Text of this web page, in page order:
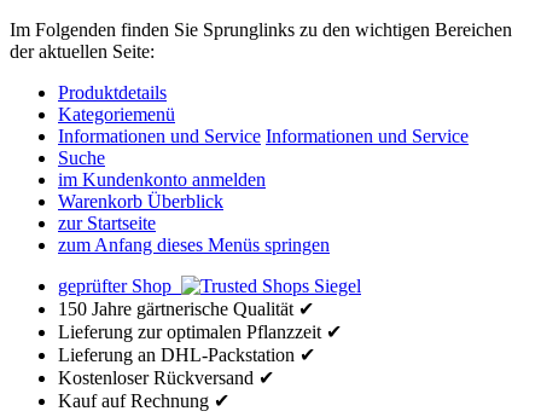
Im Folgenden finden Sie Sprunglinks zu den wichtigen Bereichen
der aktuellen Seite:
Produktdetails
Kategoriemenü
Informationen und Service Informationen und Service
Suche
im Kundenkonto anmelden
Warenkorb Überblick
zur Startseite
zum Anfang dieses Menüs springen
geprüfter Shop
150 Jahre gärtnerische Qualität ✔
Lieferung zur optimalen Pflanzzeit ✔
Lieferung an DHL-Packstation ✔
Kostenloser Rückversand ✔
Kauf auf Rechnung ✔